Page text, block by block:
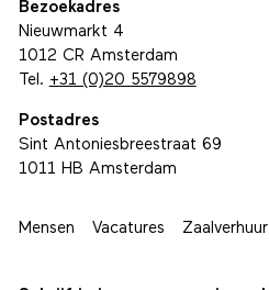
Bezoekadres
Nieuwmarkt 4
1012 CR Amsterdam
Tel. +31 (0)20 5579898
Postadres
Sint Antoniesbreestraat 69
1011 HB Amsterdam
Mensen Vacatures Zaalverhuur